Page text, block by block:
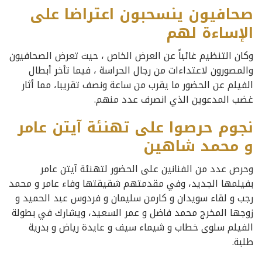
صحافيون ينسحبون اعتراضا على
الإساءة لهم
وكان التنظيم غائباً عن العرض الخاص ، حيث تعرض الصحافيون
والمصورون لاعتداءات من رجال الحراسة ، فيما تأخر أبطال
الفيلم عن الحضور ما يقرب من ساعة ونصف تقريبا، مما أثار
غضب المدعوين الذي انصرف عدد منهم.
نجوم حرصوا على تهنئة آيتن عامر
و محمد شاهين
وحرص عدد من الفنانين على الحضور لتهنئة آيتن عامر
بفيلمها الجديد، وفي مقدمتهم شقيقتها وفاء عامر و محمد
رجب و لقاء سويدان و كارمن سليمان و فردوس عبد الحميد و
زوجها المخرج محمد فاضل و عمر السعيد، ويشارك في بطولة
الفيلم سلوى خطاب و شيماء سيف و عايدة رياض و بدرية
طلبة.